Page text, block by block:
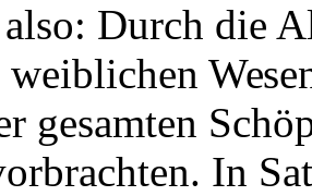
Durch die
weiblichen
gesamten
In